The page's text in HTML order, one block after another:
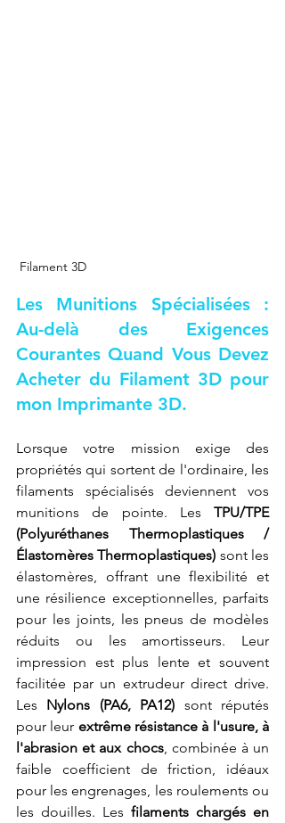
Filament 3D
Les Munitions Spécialisées :
Au-delà des Exigences
Courantes Quand Vous Devez
Acheter du Filament 3D pour
mon Imprimante 3D.
Lorsque votre mission exige des
propriétés qui sortent de l'ordinaire, les
filaments spécialisés deviennent vos
munitions de pointe. Les TPU/TPE
(Polyuréthanes Thermoplastiques /
Élastomères Thermoplastiques) sont les
élastomères, offrant une flexibilité et
une résilience exceptionnelles, parfaits
pour les joints, les pneus de modèles
réduits ou les amortisseurs. Leur
impression est plus lente et souvent
facilitée par un extrudeur direct drive.
Les Nylons (PA6, PA12) sont réputés
pour leur extrême résistance à l'usure, à
l'abrasion et aux chocs, combinée à un
faible coefficient de friction, idéaux
pour les engrenages, les roulements ou
les douilles. Les filaments chargés en